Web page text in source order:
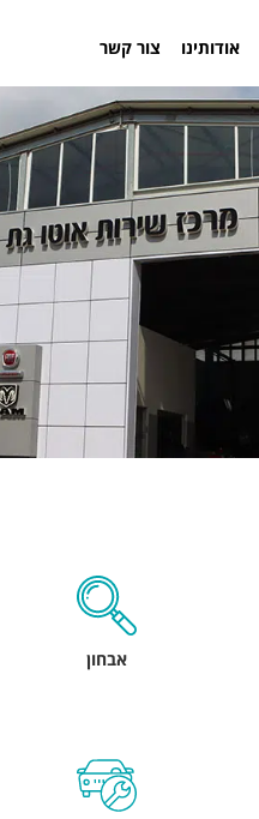
אודותינו צור קשר
אבחון